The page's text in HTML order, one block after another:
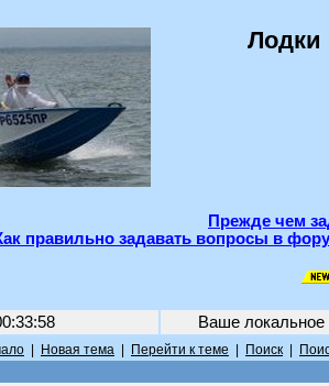
Лодки
Прежде чем
правильно задавать вопросы в
Ваше
Новая тема Перейти к теме Поиск